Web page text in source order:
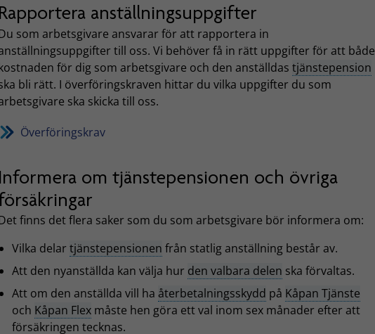
Rapportera anställningsuppgifter
som arbetsgivare ansvarar för att rapportera in
till oss. Vi behöver få in rätt uppgifter för att både
för dig som arbetsgivare och den anställdas tjänstepension
bli rätt. I överföringskraven hittar du vilka uppgifter du som
ska skicka till oss.
Överföringskrav
Informera om tjänstepensionen och övriga
finns det flera saker som du som arbetsgivare bör informera om:
Vilka delar tjänstepensionen från statlig anställning består av.
Att den nyanställda kan välja hur den valbara delen ska förvaltas.
Att om den anställda vill ha återbetalningsskydd på Kåpan Tjänste
och Kåpan Flex måste hen göra ett val inom sex månader efter att
försäkringen tecknas.